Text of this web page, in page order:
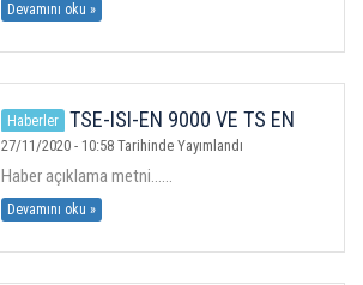
Devamını oku »
Haberler
TSE-ISI-EN 9000 VE TS EN
ISO 9001:2015 belgelerimizi aldık.
27/11/2020 - 10:58 Tarihinde Yayımlandı
Haber açıklama metni......
Devamını oku »